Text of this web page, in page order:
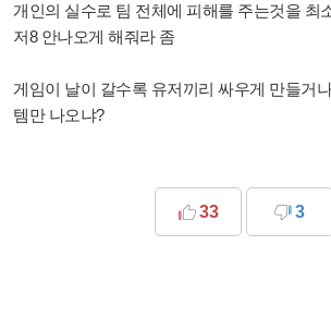
개인의 실수로 팀 전체에 피해를 주는것을 최
저8 안나오게 해줘라 좀
게임이 날이 갈수록 유저끼리 싸우게 만들거
템만 나오냐?
33 3